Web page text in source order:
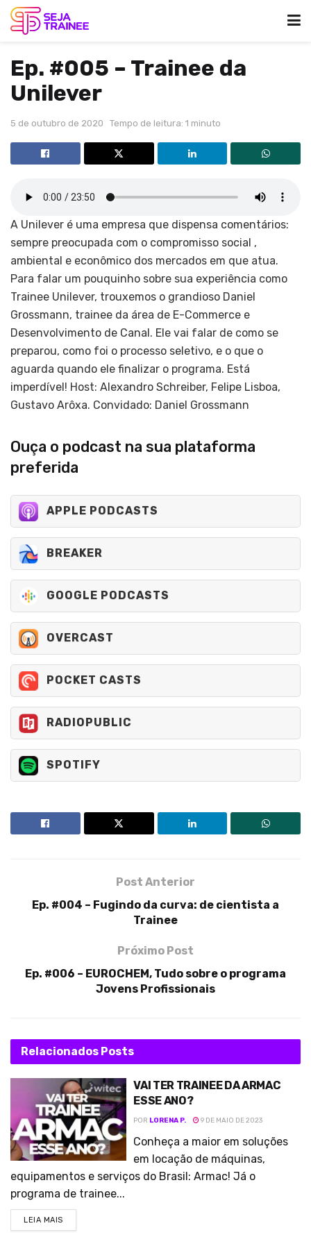
Ep. #005 – Trainee da
Unilever
5 de outubro de 2020 Tempo de leitura: 1 minuto
A Unilever é uma empresa que dispensa comentários:
sempre preocupada com o compromisso social ,
ambiental e econômico dos mercados em que atua.
Para falar um pouquinho sobre sua experiência como
Trainee Unilever, trouxemos o grandioso Daniel
Grossmann, trainee da área de E-Commerce e
Desenvolvimento de Canal. Ele vai falar de como se
preparou, como foi o processo seletivo, e o que o
aguarda quando ele finalizar o programa. Está
imperdível! Host: Alexandro Schreiber, Felipe Lisboa,
Gustavo Arôxa. Convidado: Daniel Grossmann
Ouça o podcast na sua plataforma
preferida
APPLE PODCASTS
BREAKER
GOOGLE PODCASTS
OVERCAST
POCKET CASTS
RADIOPUBLIC
SPOTIFY
Post Anterior
Ep. #004 – Fugindo da curva: de cientista a
Trainee
Próximo Post
Ep. #006 – EUROCHEM, Tudo sobre o programa
Jovens Profissionais
Relacionados Posts
VAI TER TRAINEE DA ARMAC
ESSE ANO?
POR LORENA P. 9 DE MAIO DE 2023
Conheça a maior em soluções
em locação de máquinas,
equipamentos e serviços do Brasil: Armac! Já o
programa de trainee...
LEIA MAIS